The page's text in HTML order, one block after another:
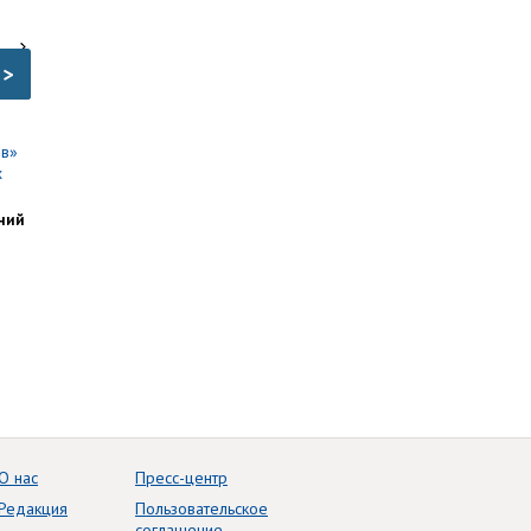
>
нас
Пресс-центр
Пользовательское